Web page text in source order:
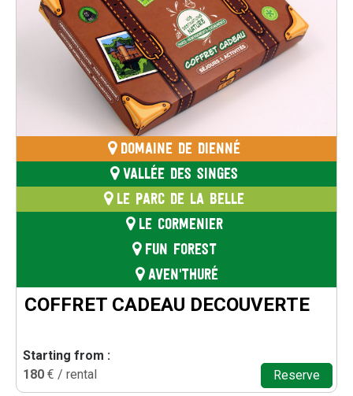
COFFRET CADEAU DECOUVERTE
DOMAINE DE DIENNÉ
VALLÉE DES SINGES
LE PARC DE LA BELLE
LE CORMENIER
FUN FOREST
AVEN'THURÉ
Starting from :
180 € / rental Reserve